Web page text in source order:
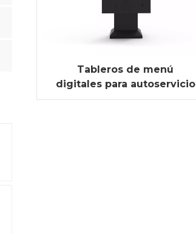
Tableros de menú
digitales para autoservicio
al aire libre